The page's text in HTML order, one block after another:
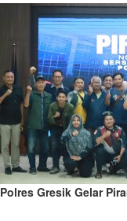
Polres Gresik Gelar